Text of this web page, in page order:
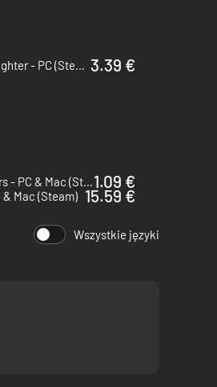
Sherlock Holmes: The Devil's Daughter - PC (Steam) 3.39 €
Agatha Christie - The ABC Murders - PC & Mac (Steam)1.09 €
Mac (Steam) 15.59 €
Wszystkie języki